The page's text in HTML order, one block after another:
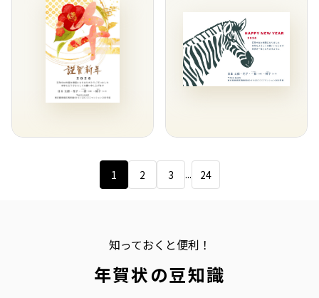
1 2 3 ... 24
知っておくと便利！
年賀状の豆知識